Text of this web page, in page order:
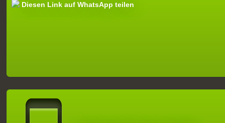
Diesen Link auf WhatsApp teilen